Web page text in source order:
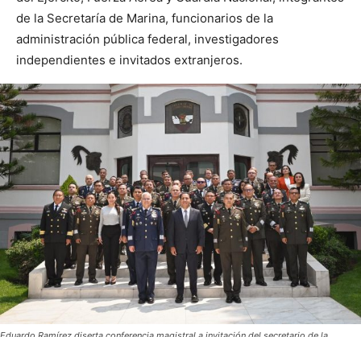
de la Secretaría de Marina, funcionarios de la
administración pública federal, investigadores
independientes e invitados extranjeros.